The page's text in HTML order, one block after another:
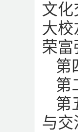
文化
大
荣
第
第
第
与交